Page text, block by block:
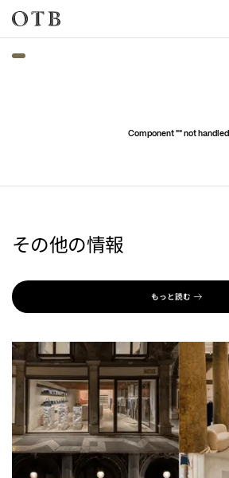
Skip to main content
Component "" not handled
その他の情報
もっと読む